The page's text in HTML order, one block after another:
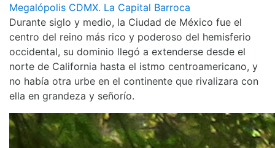
Megalópolis CDMX. La Capital Barroca
Durante siglo y medio, la Ciudad de México fue el
centro del reino más rico y poderoso del hemisferio
occidental, su dominio llegó a extenderse desde el
norte de California hasta el istmo centroamericano, y
no había otra urbe en el continente que rivalizara con
ella en grandeza y señorío.